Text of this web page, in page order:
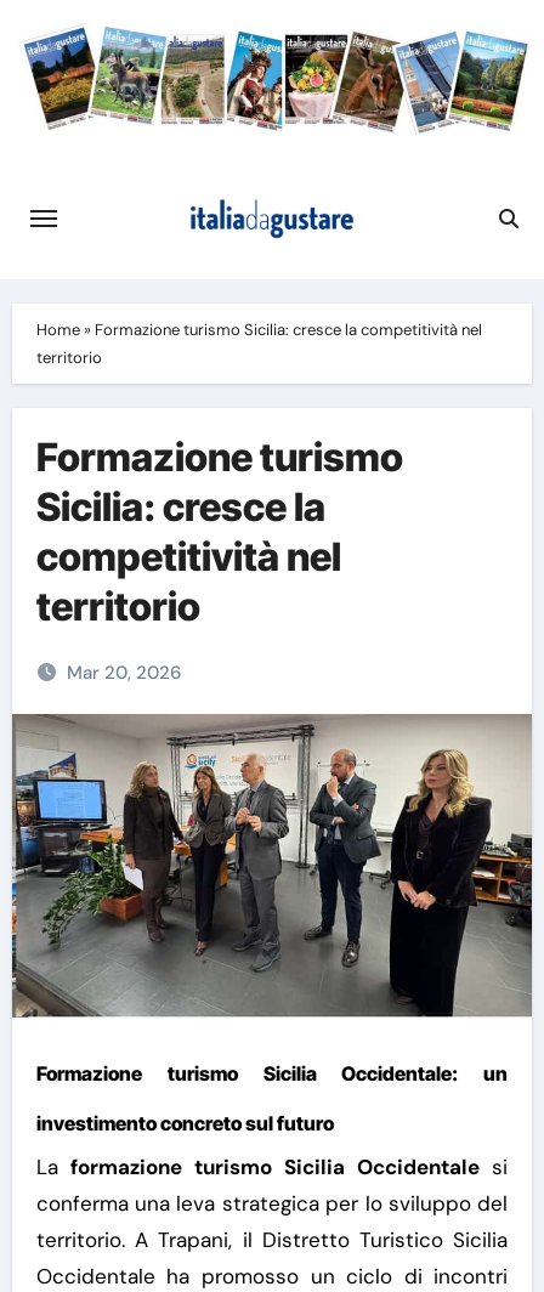
content
Home» Formazione turismo Sicilia: cresce la competitività nel
territorio
Formazione turismo
Sicilia: cresce la
competitività nel
territorio
Mar 20, 2026
Formazione turismo Sicilia Occidentale: un
investimento concreto sul futuro
Laformazione turismo Sicilia Occidentalesi
conferma una leva strategica per lo sviluppo del
territorio. A Trapani, il Distretto Turistico Sicilia
Occidentale ha promosso un ciclo di incontri